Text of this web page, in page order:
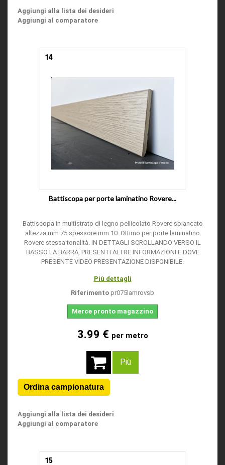
Aggiungi alla lista dei desideri
Aggiungi al comparatore
14
Battiscopa per porte laminatino Rovere...
Battiscopa in multistrato di legno pellicolato Rovere sbiancato
altezza mm 75 spessore mm 10. Ottimo per porte laminatino
Rovere stessa tonalità. IN DETTAGLI SCROLLANDO VERSO IL
BASSO LA BARRA, PRESENTI ALTRE INFORMAZIONI E DOVE
PRESENTE VIDEO PRESENTAZIONE DISPONIBILE.
Più dettagli
Riferimento pr075lamrovsb
Merce pronto magazzino
3.99 € per metro
Più
Aggiungi alla lista dei desideri
Aggiungi al comparatore
15